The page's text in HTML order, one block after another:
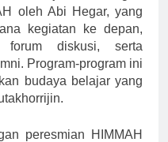
oleh Abi Hegar, yang
kegiatan ke depan,
forum diskusi, serta
Program-program ini
budaya belajar yang
peresmian HIMMAH